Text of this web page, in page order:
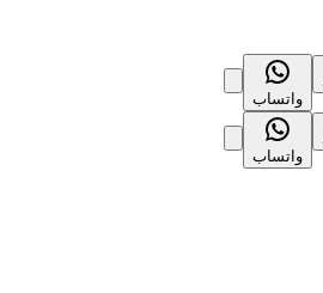
واتساب
واتساب